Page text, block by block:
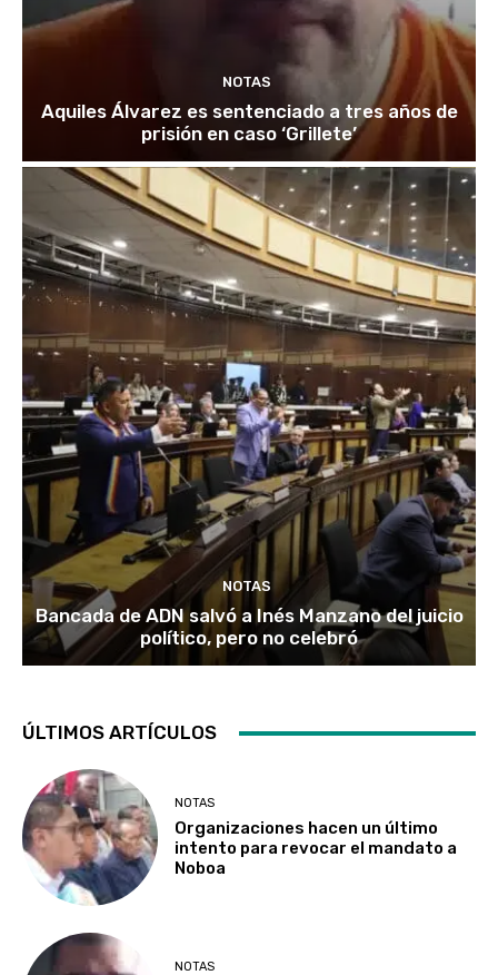
NOTAS
Aquiles Álvarez es sentenciado a tres años de
prisión en caso ‘Grillete’
NOTAS
Bancada de ADN salvó a Inés Manzano del juicio
político, pero no celebró
ÚLTIMOS ARTÍCULOS
NOTAS
Organizaciones hacen un último
intento para revocar el mandato a
Noboa
NOTAS